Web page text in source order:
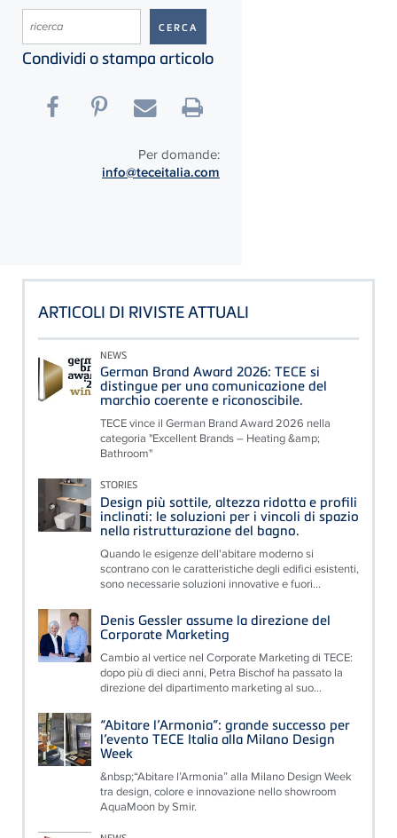
Condividi o stampa articolo
Per domande:
info@teceitalia.com
ARTICOLI DI RIVISTE ATTUALI
NEWS
German Brand Award 2026: TECE si
distingue per una comunicazione del
marchio coerente e riconoscibile.
TECE vince il German Brand Award 2026 nella
categoria "Excellent Brands – Heating &amp;
Bathroom"
STORIES
Design più sottile, altezza ridotta e profili
inclinati: le soluzioni per i vincoli di spazio
nella ristrutturazione del bagno.
Quando le esigenze dell'abitare moderno si
scontrano con le caratteristiche degli edifici esistenti,
sono necessarie soluzioni innovative e fuori...
Denis Gessler assume la direzione del
Corporate Marketing
Cambio al vertice nel Corporate Marketing di TECE:
dopo più di dieci anni, Petra Bischof ha passato la
direzione del dipartimento marketing al suo...
“Abitare l’Armonia”: grande successo per
l’evento TECE Italia alla Milano Design
Week
&nbsp;“Abitare l’Armonia” alla Milano Design Week
tra design, colore e innovazione nello showroom
AquaMoon by Smir.